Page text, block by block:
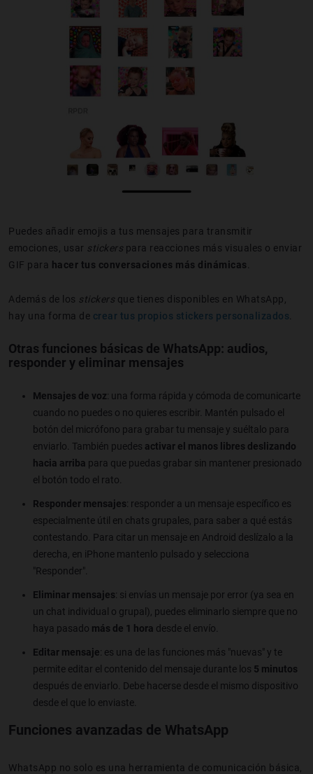
Puedes añadir emojis a tus mensajes para transmitir
emociones, usar stickers para reacciones más visuales o enviar
GIF para
hacer tus conversaciones más dinámicas
Además de los stickers que tienes disponibles en WhatsApp,
hay una forma de crear tus propios stickers personalizados
Otras funciones básicas de WhatsApp: audios,
responder y eliminar mensajes
Mensajes de voz: una forma rápida y cómoda de comunicarte
cuando no puedes o no quieres escribir. Mantén pulsado el
botón del micrófono para grabar tu mensaje y suéltalo para
enviarlo. También puedes activar el manos libres deslizando
hacia arriba para que puedas grabar sin mantener presionado
el botón todo el rato.
Responder mensajes: responder a un mensaje específico es
especialmente útil en chats grupales, para saber a qué estás
contestando. Para citar un mensaje en Android deslízalo a la
derecha, en iPhone mantenlo pulsado y selecciona
"Responder".
Eliminar mensajes: si envías un mensaje por error (ya sea en
un chat individual o grupal), puedes eliminarlo siempre que no
haya pasado más de 1 hora desde el envío.
Editar mensaje: es una de las funciones más "nuevas" y te
permite editar el contenido del mensaje durante los 5 minutos
después de enviarlo. Debe hacerse desde el mismo dispositivo
desde el que lo enviaste.
Funciones avanzadas de WhatsApp
WhatsApp no solo es una herramienta de comunicación básica,